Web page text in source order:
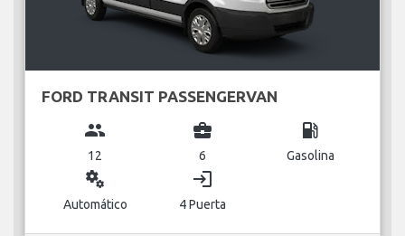
FORD TRANSIT PASSENGERVAN
group
12
business_center
6
local_gas_station
Gasolina
miscellaneous_services
Automático
login
4 Puerta